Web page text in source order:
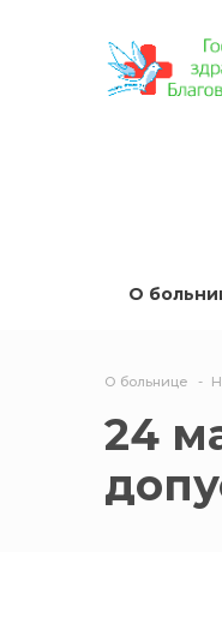
О
О больнице
24